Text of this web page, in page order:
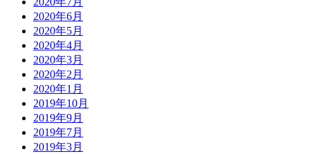
2020年6月
2020年5月
2020年4月
2020年3月
2020年2月
2020年1月
2019年10月
2019年9月
2019年7月
2019年3月